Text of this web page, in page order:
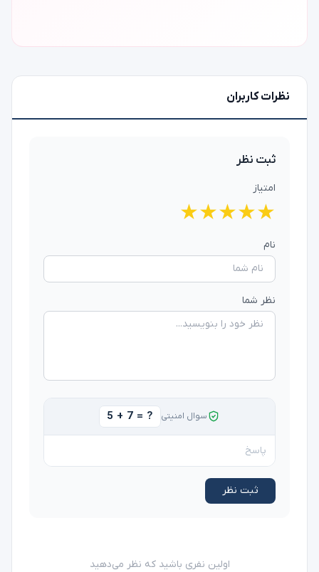
نظرات کاربران
ثبت نظر
امتیاز
★
★
★
★
★
نام
نظر شما
سوال امنیتی 5 + 7 = ?
ثبت نظر
اولین نفری باشید که نظر می‌دهید